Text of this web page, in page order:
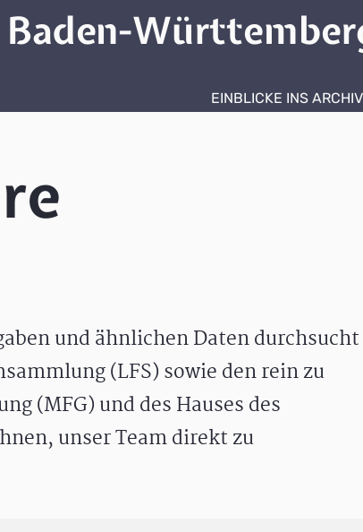
EINBLICKE INS ARCHIV
und ähnlichen Daten durchsucht
(LFS) sowie den rein zu
(MFG) und des Hauses des
unser Team direkt zu